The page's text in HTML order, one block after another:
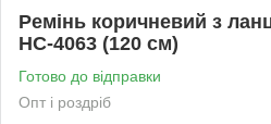
Ремінь коричневий з
HC-4063 (120 см)
Готово до відправки
Опт і роздріб